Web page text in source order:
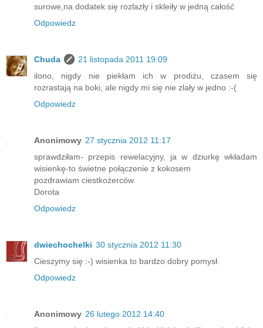
surowe,na dodatek się rozlazły i skleiły w jedną całość
Odpowiedz
Chuda
21 listopada 2011 19:09
ilono, nigdy nie piekłam ich w prodiżu, czasem się
rozrastają na boki, ale nigdy mi się nie zlały w jedno :-(
Odpowiedz
Anonimowy 27 stycznia 2012 11:17
sprawdziłam- przepis rewelacyjny, ja w dziurkę wkładam
wisienkę-to świetne połączenie z kokosem
pozdrawiam ciestkożerców
Dorota
Odpowiedz
dwiechochelki 30 stycznia 2012 11:30
Cieszymy się :-) wisienka to bardzo dobry pomysł.
Odpowiedz
Anonimowy 26 lutego 2012 14:40